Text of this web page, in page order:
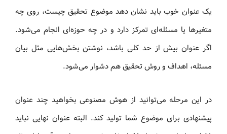
یک عنوان خوب باید نشان دهد موضوع تحقیق چیست، روی چه
متغیرها یا مسئله‌ای تمرکز دارد و در چه حوزه‌ای انجام می‌شود.
اگر عنوان بیش از حد کلی باشد، نوشتن بخش‌هایی مثل بیان
مسئله، اهداف و روش تحقیق هم دشوار می‌شود.
در این مرحله می‌توانید از هوش مصنوعی بخواهید چند عنوان
پیشنهادی برای موضوع شما تولید کند. البته عنوان نهایی نباید